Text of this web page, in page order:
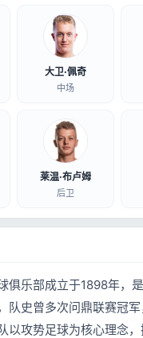
大卫·佩奇
中场
莱温·布卢姆
后卫
俱乐部成立于1898年，
队史曾多次问鼎联赛冠
以攻势足球为核心理念